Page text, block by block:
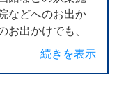
などへのお出か
出かけでも、
状況を事前確認
続きを表示